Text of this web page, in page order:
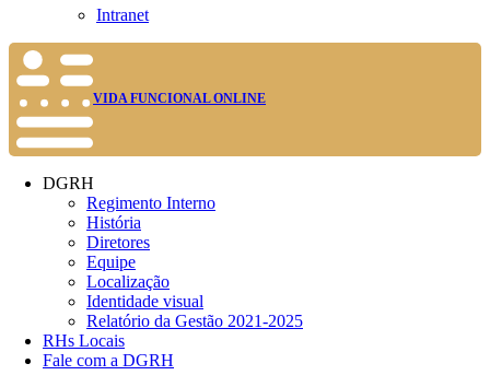
Intranet
VIDA FUNCIONAL ONLINE
DGRH
Regimento Interno
História
Diretores
Equipe
Localização
Identidade visual
Relatório da Gestão 2021-2025
RHs Locais
Fale com a DGRH